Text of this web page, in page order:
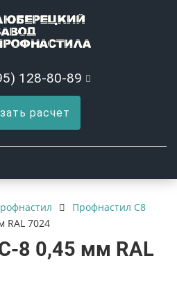
128-80-89
расчет
Профнастил C8
RAL 7024
8 0,45 мм RAL